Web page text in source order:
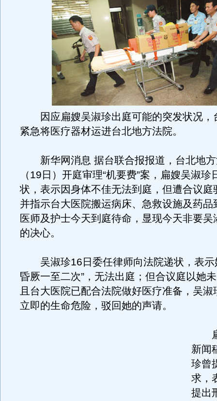
因应扁嫂吴淑珍出庭可能的突发状况，
紧急将医疗器材运进台北地方法院。
新华网消息 据台联合报报道，台北地方
（19日）开庭审理“机要费”案，扁嫂吴淑珍
状，表示因身体不佳无法到庭，但遭合议庭
并指示台大医院搬运病床、急救设施及药品
医师及护士今天到庭待命，显现今天非要吴
的决心。
吴淑珍16日委任律师向法院递状，表示
昏厥一至二次”，无法出庭；但合议庭以她
且台大医院已配合法院做好医疗准备，吴淑
立即的生命危险，驳回她的声请。
扁
新闻
珍曾
求，
提出